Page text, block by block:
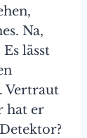
Na,
lässt
Vertraut
hat er